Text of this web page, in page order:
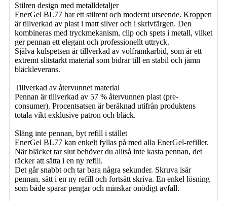
Stilren design med metalldetaljer
EnerGel BL77 har ett stilrent och modernt utseende. Kroppen
är tillverkad av plast i matt silver och i skrivfärgen. Den
kombineras med tryckmekanism, clip och spets i metall, vilket
ger pennan ett elegant och professionellt uttryck.
Själva kulspetsen är tillverkad av volframkarbid, som är ett
extremt slitstarkt material som bidrar till en stabil och jämn
bläckleverans.
Tillverkad av återvunnet material
Pennan är tillverkad av 57 % återvunnen plast (pre-
consumer). Procentsatsen är beräknad utifrån produktens
totala vikt exklusive patron och bläck.
Släng inte pennan, byt refill i stället
EnerGel BL77 kan enkelt fyllas på med alla EnerGel-refiller.
När bläcket tar slut behöver du alltså inte kasta pennan, det
räcker att sätta i en ny refill.
Det går snabbt och tar bara några sekunder. Skruva isär
pennan, sätt i en ny refill och fortsätt skriva. En enkel lösning
som både sparar pengar och minskar onödigt avfall.